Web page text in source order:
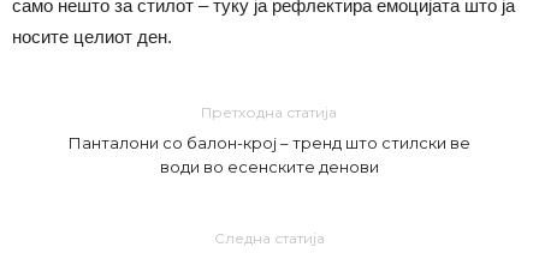
само нешто за стилот – туку ја рефлектира емоцијата што ја
носите целиот ден.
Претходна статија
Панталони со балон-крој – тренд што стилски ве
води во есенските денови
Следна статија